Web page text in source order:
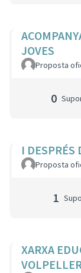
JOVES
Proposta
0
I DESPRÉS
Proposta
1
XARXA